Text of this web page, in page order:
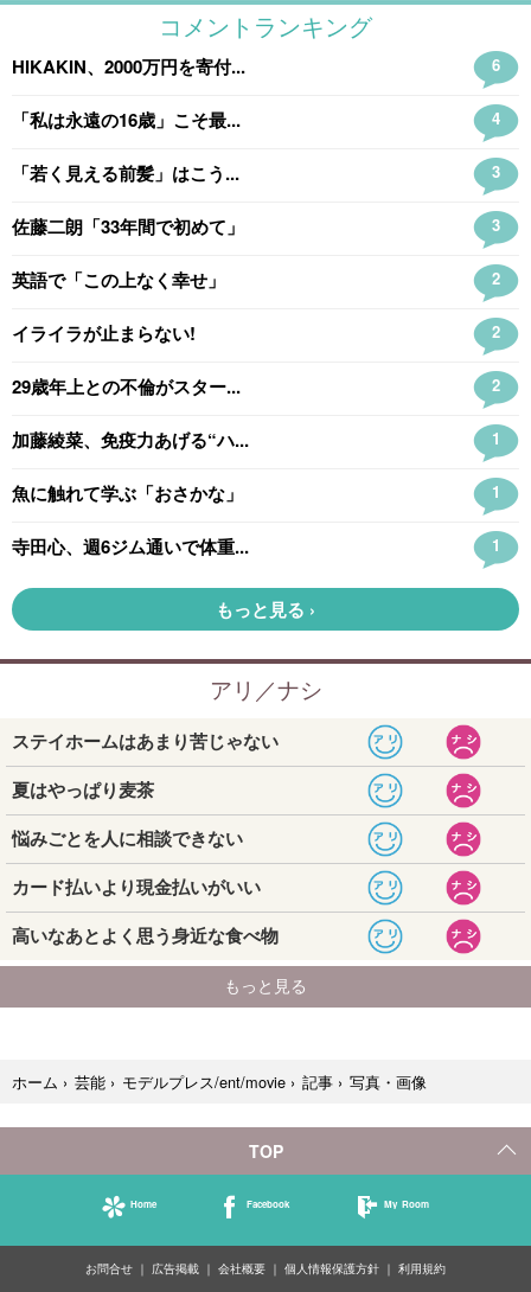
ホーム › 芸能 › モデルプレス/ent/movie › 記事 › 写真・画像
TOP
Home Facebook My Room
お問合せ 広告掲載 会社概要 個人情報保護方針 利用規約